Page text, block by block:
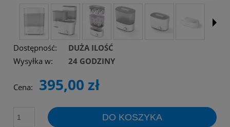
Dostępność:
DUŻA ILOŚĆ
Wysyłka w:
24 GODZINY
Cena: 395,00 zł
DO KOSZYKA